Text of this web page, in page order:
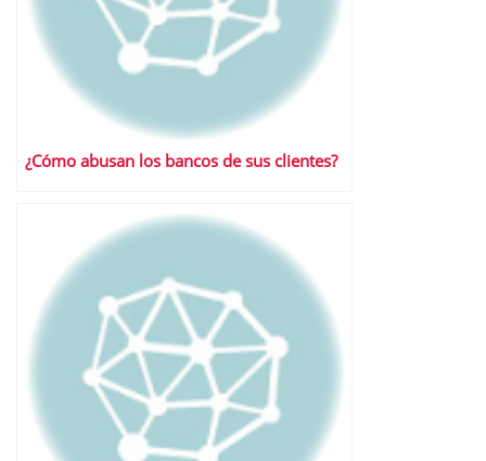
¿Cómo abusan los bancos de sus clientes?